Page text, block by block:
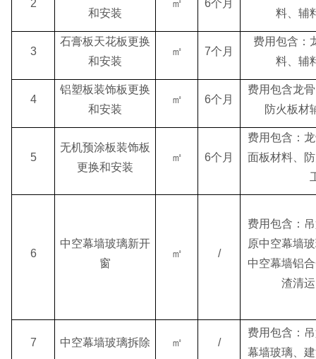
2
和安装
㎡ 6个月
料、辅
3
石膏板天花板更换
和安装
㎡ 7个月
费用包含：
料、辅
4
铝塑板装饰板更换
和安装
㎡ 6个月
费用包含龙
防火板材
5
无机预涂板装饰板
更换和安装
㎡ 6个月
费用包含：
面板材料、
6
中空幕墙玻璃新开
窗
㎡ /
费用包含：
原中空幕墙
中空幕墙铝
渣清
7 中空幕墙玻璃拆除 ㎡ /
费用包含：
幕墙玻璃、